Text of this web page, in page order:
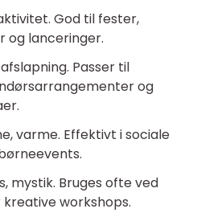
God til fester,
og lanceringer.
Passer til
og
varme. Effektivt i sociale
mystik. Bruges ofte ved
workshops.